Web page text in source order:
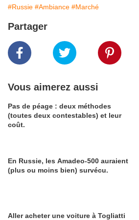
#Russie #Ambiance #Marché
Partager
Vous aimerez aussi
Pas de péage : deux méthodes
(toutes deux contestables) et leur
coût.
En Russie, les Amadeo-500 auraient
(plus ou moins bien) survécu.
Aller acheter une voiture à Togliatti